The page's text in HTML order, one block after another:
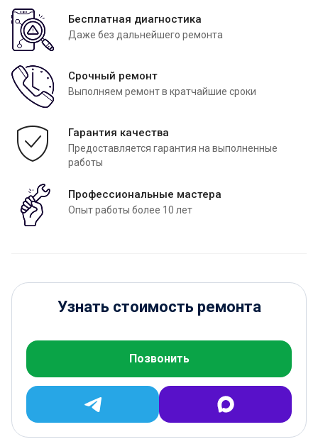
Бесплатная диагностика
Даже без дальнейшего ремонта
Срочный ремонт
Выполняем ремонт в кратчайшие сроки
Гарантия качества
Предоставляется гарантия на выполненные
работы
Профессиональные мастера
Опыт работы более 10 лет
Узнать стоимость ремонта
Позвонить